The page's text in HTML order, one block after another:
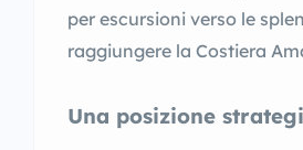
per escursioni verso le
raggiungere la Costiera
Una posizione